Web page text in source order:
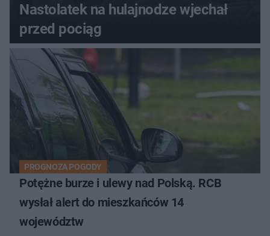
Nastolatek na hulajnodze wjechał
przed pociąg
PROGNOZA POGODY
Potężne burze i ulewy nad Polską. RCB
wysłał alert do mieszkańców 14
województw